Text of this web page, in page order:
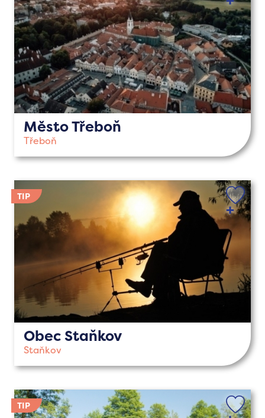
Město Třeboň
Třeboň
Obec Staňkov
Staňkov